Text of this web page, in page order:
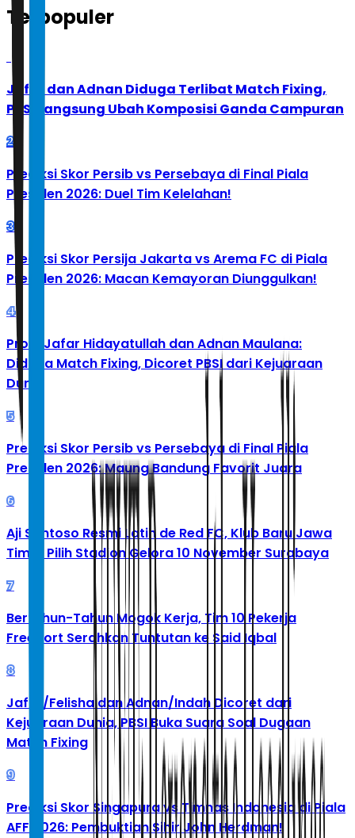
Terpopuler
Jafar dan Adnan Diduga Terlibat Match Fixing,
PBSI Langsung Ubah Komposisi Ganda Campuran
2
Prediksi Skor Persib vs Persebaya di Final Piala
Presiden 2026: Duel Tim Kelelahan!
3
Prediksi Skor Persija Jakarta vs Arema FC di Piala
Presiden 2026: Macan Kemayoran Diunggulkan!
4
Profil Jafar Hidayatullah dan Adnan Maulana:
Diduga Match Fixing, Dicoret PBSI dari Kejuaraan
Dunia
5
Prediksi Skor Persib vs Persebaya di Final Piala
Presiden 2026: Maung Bandung Favorit Juara
6
Aji Santoso Resmi Latih de Red FC, Klub Baru Jawa
Timur Pilih Stadion Gelora 10 November Surabaya
7
Bertahun-Tahun Mogok Kerja, Tim 10 Pekerja
Freeport Serahkan Tuntutan ke Said Iqbal
8
Jafar/Felisha dan Adnan/Indah Dicoret dari
Kejuaraan Dunia, PBSI Buka Suara Soal Dugaan
Match Fixing
9
Prediksi Skor Singapura vs Timnas Indonesia di Piala
AFF 2026: Pembuktian Sihir John Herdman!